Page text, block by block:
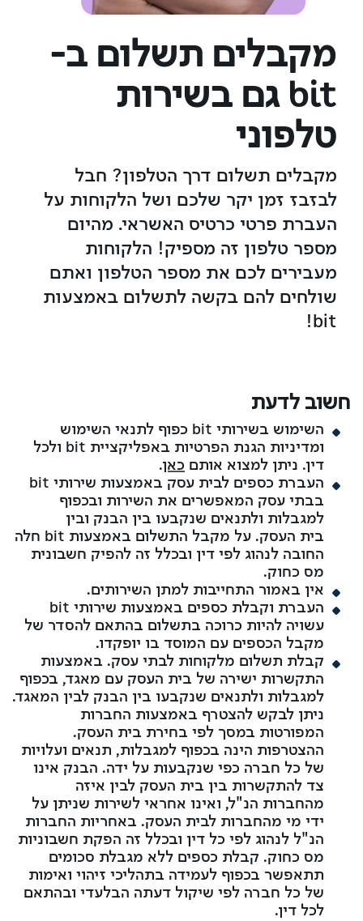
מקבלים תשלום ב-
bit גם בשירות
טלפוני
מקבלים תשלום דרך הטלפון? חבל
לבזבז זמן יקר שלכם ושל הלקוחות על
העברת פרטי כרטיס האשראי. מהיום
מספר טלפון זה מספיק! הלקוחות
מעבירים לכם את מספר הטלפון ואתם
שולחים להם בקשה לתשלום באמצעות
bit!
חשוב לדעת
השימוש בשירותי bit כפוף לתנאי השימוש
ומדיניות הגנת הפרטיות באפליקציית bit ולכל
דין. ניתן למצוא אותם כאן.
העברת כספים לבית עסק באמצעות שירותי bit
בבתי עסק המאפשרים את השירות ובכפוף
למגבלות ולתנאים שנקבעו בין הבנק ובין
בית העסק. על מקבל התשלום באמצעות bit חלה
החובה לנהוג לפי דין ובכלל זה להפיק חשבונית
מס כחוק.
אין באמור התחייבות למתן השירותים.
העברת וקבלת כספים באמצעות שירותי bit
עשויה להיות כרוכה בתשלום בהתאם להסדר של
מקבל הכספים עם המוסד בו יופקדו.
קבלת תשלום מלקוחות לבתי עסק. באמצעות
התקשרות ישירה של בית העסק עם מאגד, בכפוף
למגבלות ולתנאים שנקבעו בין הבנק לבין המאגד.
ניתן לבקש להצטרף באמצעות החברות
המפורטות במסך לפי בחירת בית העסק.
ההצטרפות הינה בכפוף למגבלות, תנאים ועלויות
של כל חברה כפי שנקבעות על ידה. הבנק אינו
צד להתקשרות בין בית העסק לבין איזה
מהחברות הנ"ל, ואינו אחראי לשירות שניתן על
ידי מי מהחברות לבית העסק. באחריות החברות
הנ"ל לנהוג לפי כל דין ובכלל זה הפקת חשבוניות
מס כחוק. קבלת כספים ללא מגבלת סכומים
תתאפשר בכפוף לעמידה בתהליכי זיהוי ואימות
של כל חברה לפי שיקול דעתה הבלעדי ובהתאם
לכל דין.